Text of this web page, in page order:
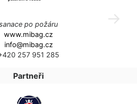
po požáru
www.mibag.cz
info@mibag.cz
257 951 285
Partneři